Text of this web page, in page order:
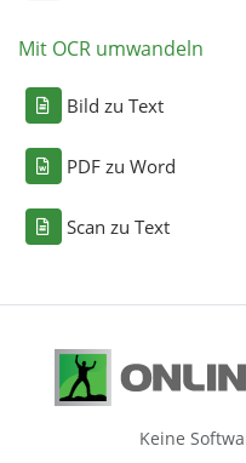
Mit OCR umwandeln
Bild zu Text
PDF zu Word
Scan zu Text
Keine